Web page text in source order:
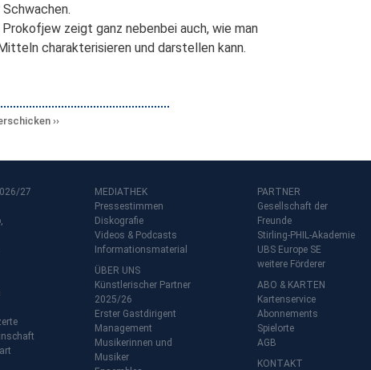
zeigt ganz nebenbei auch, wie man
charakterisieren und darstellen kann.
27
MEDIATHEK
Pressestimmen
Diskografie
Videos & Podcasts
Informationsmaterial
ÜBER UNS
Künstlerischer Partner
2025/26
Erster Gastdirigent
Management
Musikerinnen und
Musiker
PARTNER
Gesellschaft der
Freunde
Stirling-PHIL-Akademie
UBS Europe SE
weitere Förderer
ABO & KARTEN
Kartenservice
Abonnements
Spielorte
AGB
KONTAKT